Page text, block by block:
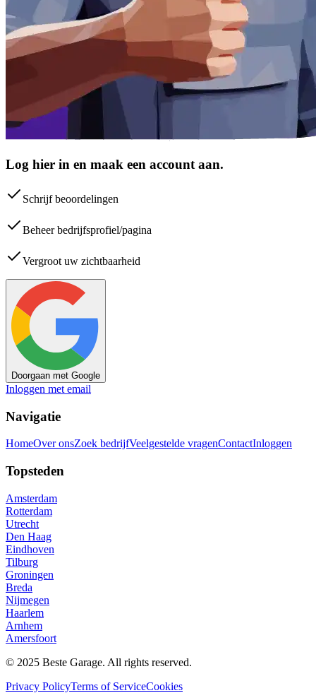
Log hier in en maak een account aan.
Schrijf beoordelingen
Beheer bedrijfsprofiel/pagina
Vergroot uw zichtbaarheid
Doorgaan met Google
Inloggen met email
Navigatie
HomeOver onsZoek bedrijfVeelgestelde vragenContactInloggen
Topsteden
Amsterdam
Rotterdam
Utrecht
Den Haag
Eindhoven
Tilburg
Groningen
Breda
Nijmegen
Haarlem
Arnhem
Amersfoort
© 2025 Beste Garage. All rights reserved.
Privacy PolicyTerms of ServiceCookies